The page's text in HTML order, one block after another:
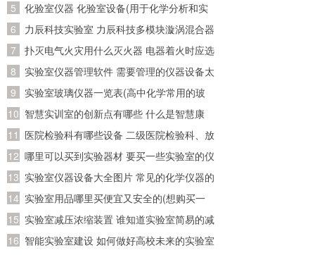
公司招聘工程力学专业的
验室化验仪器和试剂的清单
化验室仪器 化验室设备(用于化学分析和实
验的必备装备)
力辰科技实验室 力辰科技多模块漩涡混合器
怎么安装？怎么操作？
扑灭电气火灾用什么灭火器 电器着火时应选
用什么灭火器灭火
实验室仪器管理软件 需要管理的仪器设备太
多了，求推荐好用的实验室管理软件
实验室玻璃仪器一览表(高中化学常用的玻
璃仪器有哪些)
智慧实训室的创新点有哪些 什么是智慧康
养？智慧康养应该怎么做？
医院检验科有哪些设备 二级医院检验科、放
射科、病理科有哪些医疗设备!详细点!
哪里可以买到实验器材 要买一些实验室的仪
器的试剂，请问一下到哪儿买
实验室仪器设备大全图片 常见的化学仪器的
名称及图片？
实验室用品哪里买便宜又安全的(想购买一
套初三所有的化学实验器材，大概要多少
钱？分开买便宜还是？哪里有卖？那里的便
实验室减压浓缩装置 谁知道实验室简易的减
压蒸馏装置，我是想自己制作一个简单的减
智能实验室建设 如何做好高校未来的实验室